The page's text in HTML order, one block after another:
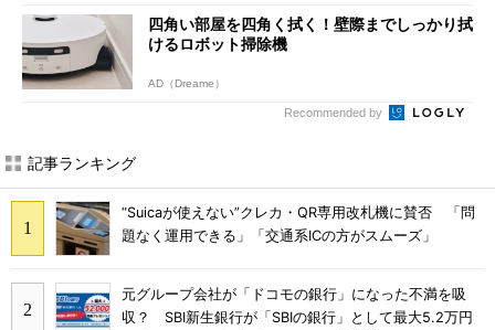
四角い部屋を四角く拭く！壁際までしっかり拭
けるロボット掃除機
AD（Dreame）
Recommended by
記事ランキング
“Suicaが使えない”クレカ・QR専用改札機に賛否 「問
題なく運用できる」「交通系ICの方がスムーズ」
元グループ会社が「ドコモの銀行」になった不満を吸
収？ SBI新生銀行が「SBIの銀行」として最大5.2万円